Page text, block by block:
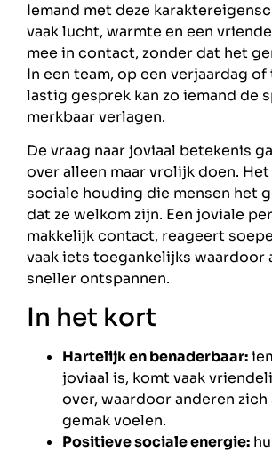
Iemand met deze
vaak lucht, warmte en een
mee in contact, zonder dat het
In een team, op een verjaardag
lastig gesprek kan zo iemand de
merkbaar verlagen.
De vraag naar joviaal betekenis
over alleen maar vrolijk doen. Het
sociale houding die mensen het
dat ze welkom zijn. Een joviale
makkelijk contact, reageert
vaak iets toegankelijks waardoor
sneller ontspannen.
In het kort
Hartelijk en benaderbaar:
joviaal is, komt vaak
over, waardoor anderen zich
gemak voelen.
Positieve sociale energie: